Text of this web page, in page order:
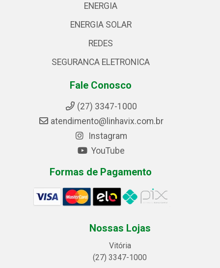
ENERGIA
ENERGIA SOLAR
REDES
SEGURANCA ELETRONICA
Fale Conosco
(27) 3347-1000
atendimento@linhavix.com.br
Instagram
YouTube
Formas de Pagamento
Nossas Lojas
Vitória
(27) 3347-1000